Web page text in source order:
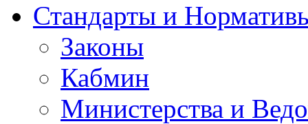
Стандарты и
Законы
Кабмин
Министерства и